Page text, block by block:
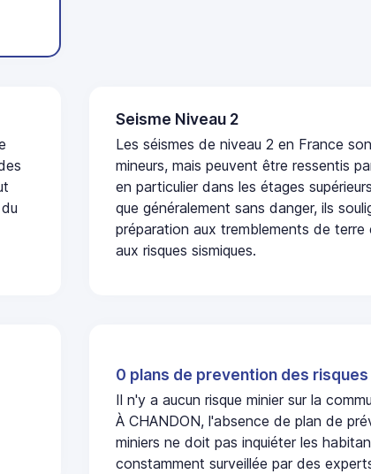
Seisme Niveau 2
Les séismes de niveau 2 en France
mineurs, mais peuvent être ressentis
en particulier dans les étages
que généralement sans danger, ils
préparation aux tremblements de terre
aux risques sismiques.
0 plans de prevention des
Il n'y a aucun risque minier sur la
À CHANDON, l'absence de plan de
miniers ne doit pas inquiéter les
constamment surveillée par des